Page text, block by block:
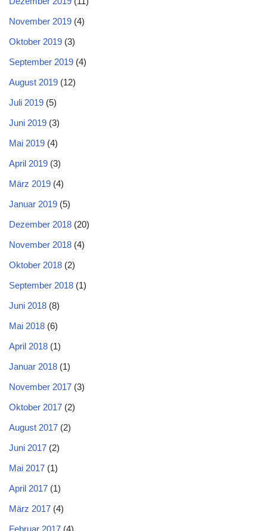
November 2019 (4)
Oktober 2019 (3)
September 2019 (4)
August 2019 (12)
Juli 2019 (5)
Juni 2019 (3)
Mai 2019 (4)
April 2019 (3)
März 2019 (4)
Januar 2019 (5)
Dezember 2018 (20)
November 2018 (4)
Oktober 2018 (2)
September 2018 (1)
Juni 2018 (8)
Mai 2018 (6)
April 2018 (1)
Januar 2018 (1)
November 2017 (3)
Oktober 2017 (2)
August 2017 (2)
Juni 2017 (2)
Mai 2017 (1)
April 2017 (1)
März 2017 (4)
Februar 2017 (4)